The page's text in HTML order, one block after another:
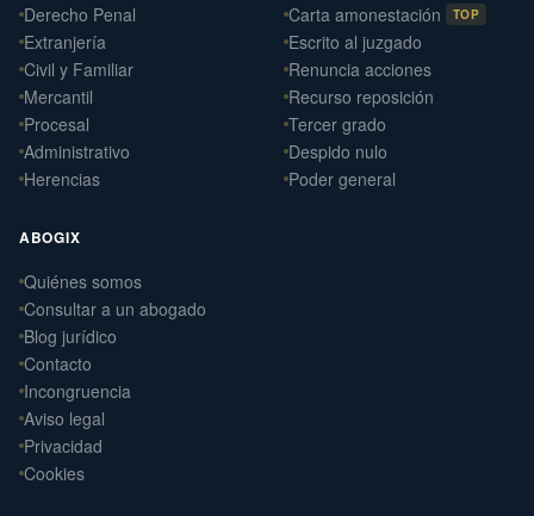
Derecho Penal
Extranjería
Civil y Familiar
Mercantil
Procesal
Administrativo
Herencias
Carta amonestación TOP
Escrito al juzgado
Renuncia acciones
Recurso reposición
Tercer grado
Despido nulo
Poder general
ABOGIX
Quiénes somos
Consultar a un abogado
Blog jurídico
Contacto
Incongruencia
Aviso legal
Privacidad
Cookies
Daniel Ramos Illanes
Derecho Laboral
📍 Sevilla
Laterna Abogados
📍 Santiago de Compostela